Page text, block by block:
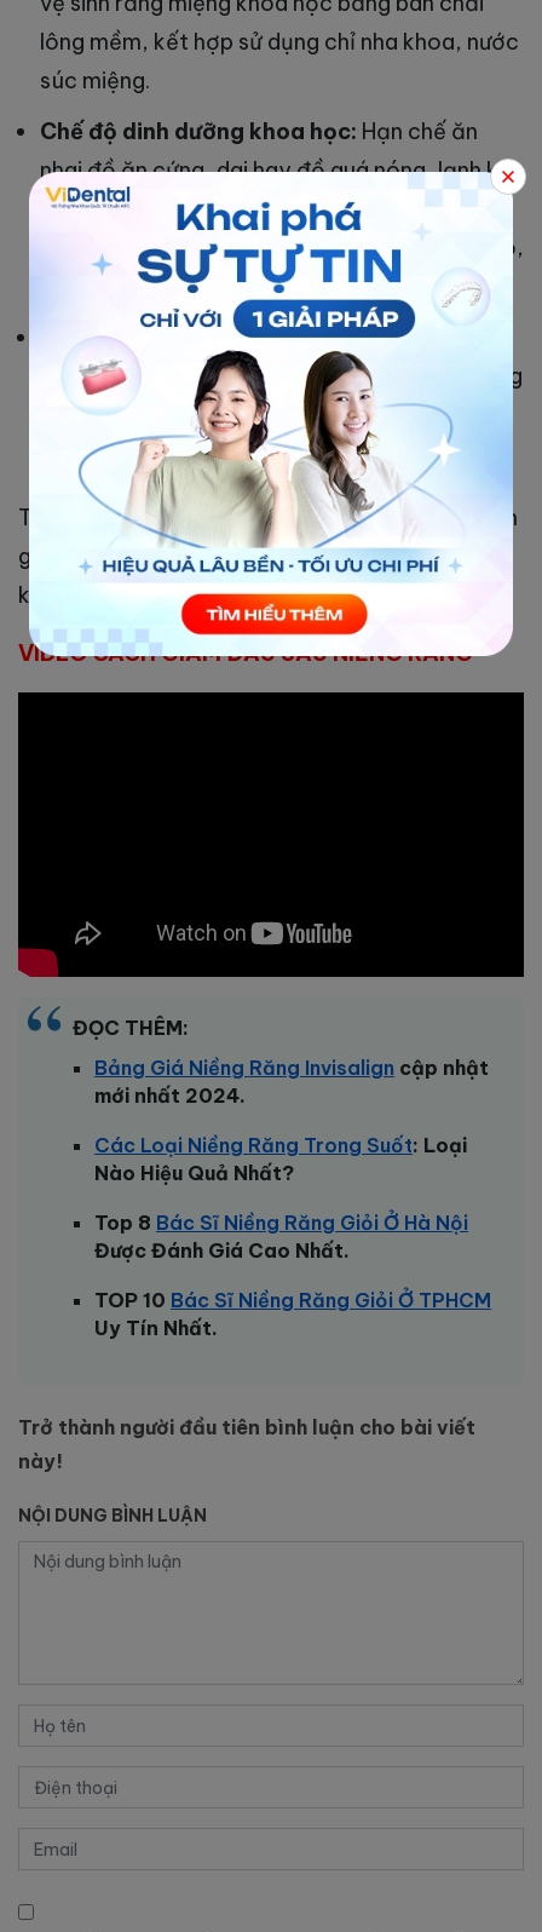
lông mềm, kết hợp sử dụng chỉ nha khoa, nước
súc miệng.
Chế độ dinh dưỡng khoa học: Hạn chế ăn
nhai đồ ăn cứng, dai hay đồ quá nóng, lạnh khi
mới niềng hoặc thay khay niềng mới. Nên ăn
các loại thực phẩm mềm, dễ ăn như sữa, cháo,
Tuân thủ chỉ dẫn sử dụng khay niềng của
bác sĩ nha khoa:Tuân thủ về thời gian sử dụng
khay niềng, cách tháo lắp chính xác để tránh
cọ xát nướu gây đau nhức.
Tuy nhiên, nếu tình trạng đau nhức không thuyên
giảm sau thời gian dài, hãy liên hệ với bác sĩ nha
khoa để được thăm khám và điều trị kịp thời.
VIDEO CÁCH GIẢM ĐAU SAU NIỀNG RĂNG
ĐỌC THÊM:
Bảng Giá Niềng Răng Invisalign cập nhật
mới nhất 2024.
Các Loại Niềng Răng Trong Suốt: Loại
Nào Hiệu Quả Nhất?
Top 8 Bác Sĩ Niềng Răng Giỏi Ở Hà Nội
Được Đánh Giá Cao Nhất.
TOP 10 Bác Sĩ Niềng Răng Giỏi Ở TPHCM
Uy Tín Nhất.
Trở thành người đầu tiên bình luận cho bài viết
này!
NỘI DUNG BÌNH LUẬN